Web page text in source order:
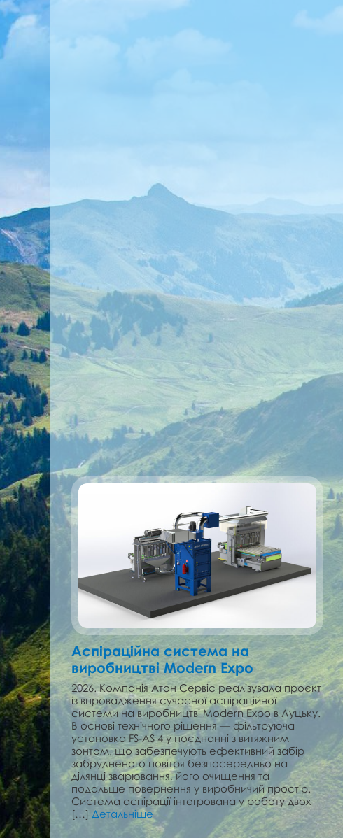
Аспіраційна система на
виробництві Modern Expo
2026. Компанія Атон Сервіс реалізувала проєкт
із впровадження сучасної аспіраційної
системи на виробництві Modern Expo в Луцьку.
В основі технічного рішення — фільтруюча
установка FS-AS 4 у поєднанні з витяжним
зонтом, що забезпечують ефективний забір
забрудненого повітря безпосередньо на
ділянці зварювання, його очищення та
подальше повернення у виробничий простір.
Система аспірації інтегрована у роботу двох
[…] Детальніше